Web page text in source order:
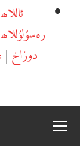
ئاللاھ
رەسۇلۇللاھ
دوزاخ|